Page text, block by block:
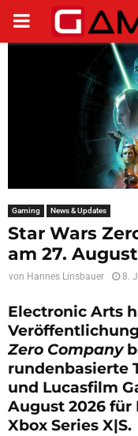
PRIMARY
Gaming News & Updates
Star Wars
am 27. August
von Hannes Linsbauer 8.
Electronic Arts
Zero Company
rundenbasierte
und Lucasfilm
August 2026 für
Xbox Series X|S.